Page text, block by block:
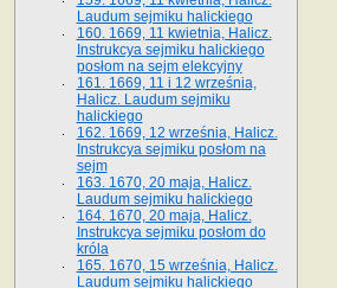
Laudum sejmiku halickiego
160. 1669, 11 kwietnia, Halicz.
Instrukcya sejmiku halickiego
posłom na sejm elekcyjny
161. 1669, 11 i 12 września,
Halicz. Laudum sejmiku
halickiego
162. 1669, 12 września, Halicz.
Instrukcya sejmiku posłom na
sejm
163. 1670, 20 maja, Halicz.
Laudum sejmiku halickiego
164. 1670, 20 maja, Halicz.
Instrukcya sejmiku posłom do
króla
165. 1670, 15 września, Halicz.
Laudum sejmiku halickiego